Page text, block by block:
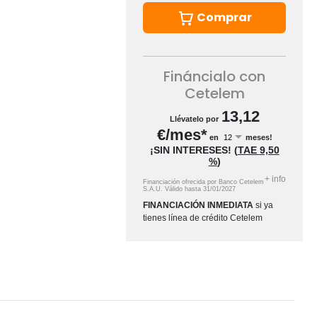
Comprar
Fináncialo con
Cetelem
Llévatelo por 13,12
€/mes* en meses!
¡SIN INTERESES! (TAE 9,50
%)
Financiación ofrecida por Banco Cetelem
S.A.U.Válido hasta31/01/2027
+ info
FINANCIACIÓN INMEDIATA si ya
tienes línea de crédito Cetelem